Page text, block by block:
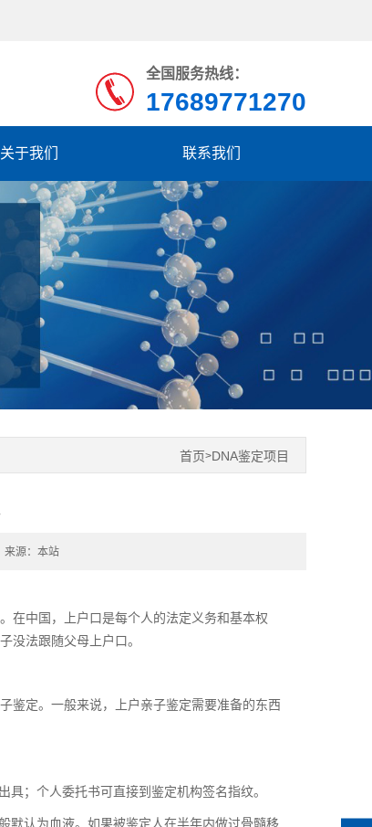
全国服务热线：
17689771270
关于我们 联系我们
首页>DNA鉴定项目
来源：本站
在中国，上户口是每个人的法定义务和基本权
没法跟随父母上户口。
鉴定。一般来说，上户亲子鉴定需要准备的东西
；个人委托书可直接到鉴定机构签名指纹。
默认为血液。如果被鉴定人在半年内做过骨髓移